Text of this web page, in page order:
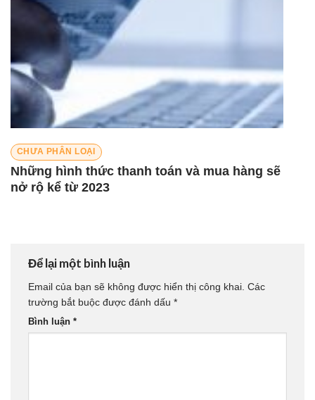
CHƯA PHÂN LOẠI
Những hình thức thanh toán và mua hàng sẽ
nở rộ kể từ 2023
Để lại một bình luận
Email của bạn sẽ không được hiển thị công khai. Các
trường bắt buộc được đánh dấu *
Bình luận *